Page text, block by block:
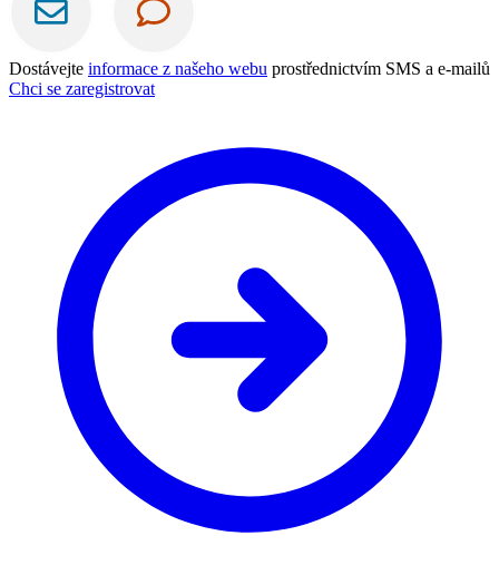
Dostávejte informace z našeho webu prostřednictvím SMS a e-mailů
Chci se zaregistrovat